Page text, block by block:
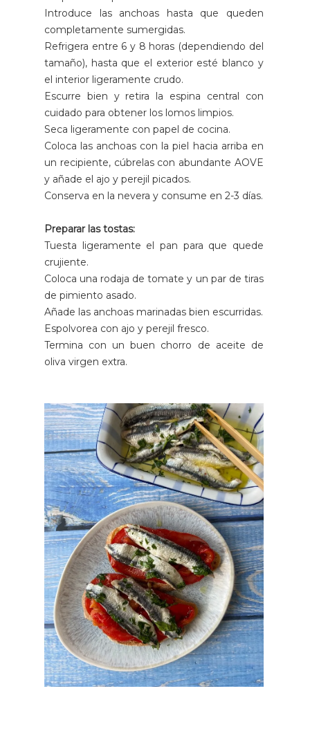
Introduce las anchoas hasta que queden
completamente sumergidas.
Refrigera entre 6 y 8 horas (dependiendo del
tamaño), hasta que el exterior esté blanco y
el interior ligeramente crudo.
Escurre bien y retira la espina central con
cuidado para obtener los lomos limpios.
Seca ligeramente con papel de cocina.
Coloca las anchoas con la piel hacia arriba en
un recipiente, cúbrelas con abundante AOVE
y añade el ajo y perejil picados.
Conserva en la nevera y consume en 2-3 días.
Preparar las tostas:
Tuesta ligeramente el pan para que quede
crujiente.
Coloca una rodaja de tomate y un par de tiras
de pimiento asado.
Añade las anchoas marinadas bien escurridas.
Espolvorea con ajo y perejil fresco.
Termina con un buen chorro de aceite de
oliva virgen extra.